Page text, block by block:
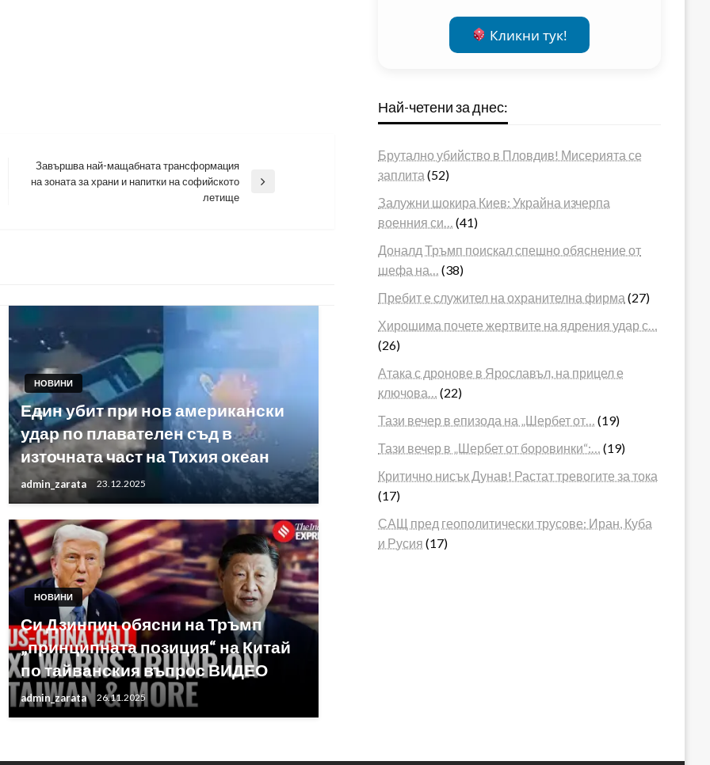
Next
Завършва най-мащабната трансформация
на зоната за храни и напитки на софийското
летище
НОВИНИ
Един убит при нов американски
удар по плавателен съд в
източната част на Тихия океан
admin_zarata 23.12.2025
НОВИНИ
Си Дзинпин обясни на Тръмп
„принципната позиция“ на Китай
по тайванския въпрос ВИДЕО
admin_zarata 26.11.2025
Кликни тук!
Най-четени за днес:
Брутално убийство в Пловдив! Мисерията се
заплита (52)
Залужни шокира Киев: Украйна изчерпа
военния си…
(41)
Доналд Тръмп поискал спешно обяснение от
шефа на…
(38)
Пребит е служител на охранителна фирма (27)
Хирошима почете жертвите на ядрения удар с…
(26)
Атака с дронове в Ярославъл, на прицел е
ключова…
(22)
Тази вечер в епизода на „Шербет от…
(19)
Тази вечер в „Шербет от боровинки“:…
(19)
Критично нисък Дунав! Растат тревогите за тока
(17)
САЩ пред геополитически трусове: Иран, Куба
и Русия (17)